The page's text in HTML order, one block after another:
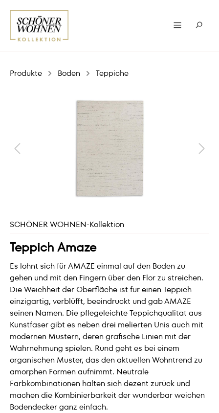
Produkte Boden Teppiche
SCHÖNER WOHNEN-Kollektion
Teppich Amaze
Es lohnt sich für AMAZE einmal auf den Boden zu
gehen und mit den Fingern über den Flor zu streichen.
Die Weichheit der Oberfläche ist für einen Teppich
einzigartig, verblüfft, beeindruckt und gab AMAZE
seinen Namen. Die pflegeleichte Teppichqualität aus
Kunstfaser gibt es neben drei melierten Unis auch mit
modernen Mustern, deren grafische Linien mit der
Wahrnehmung spielen. Rund geht es bei einem
organischen Muster, das den aktuellen Wohntrend zu
amorphen Formen aufnimmt. Neutrale
Farbkombinationen halten sich dezent zurück und
machen die Kombinierbarkeit der wunderbar weichen
Bodendecker ganz einfach.